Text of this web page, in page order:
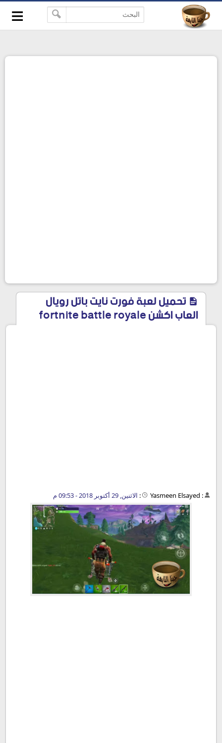
-->
≡
تحميل لعبة فورت نايت باتل رويال
العاب اكشن fortnite battle royale
:
Yasmeen Elsayed
: الاثنين, 29 أكتوبر 2018 - 09:53 م